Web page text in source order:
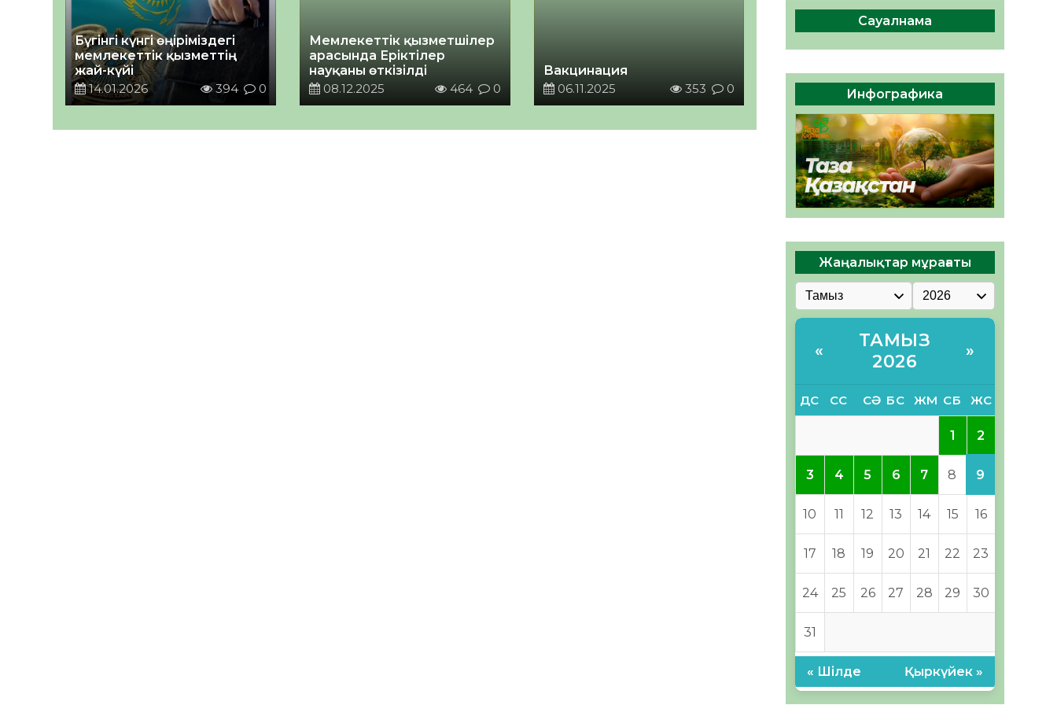
Бүгінгі күнгі өңіріміздегі
мемлекеттік қызметтің
жай-күйі
14.01.2026
394 0
Мемлекеттік қызметшілер
арасында Еріктілер
науқаны өткізілді
08.12.2025
464 0
Вакцинация
06.11.2025
353 0
Руслан Рүстемұлы облыс
әкімінің кеңесшісі болып
тағайындалды
05.08.2026
64 0
Сауалнама
Инфографика
Жаңалықтар мұрағаты
«
ТАМЫЗ
2026
»
ДС СС СӘ БС ЖМ СБ ЖС
1 2
3 4 5 6 7 8 9
10 11 12 13 14 15 16
17 18 19 20 21 22 23
24 25 26 27 28 29 30
31
« Шілде Қыркүйек »